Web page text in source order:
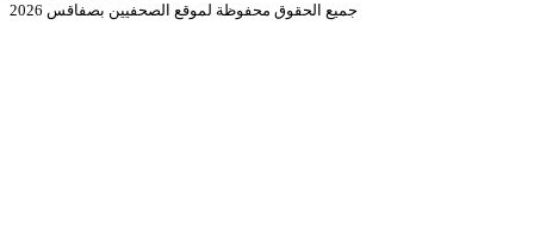
جميع الحقوق محفوظة لموقع الصحفيين بصفاقس 2026